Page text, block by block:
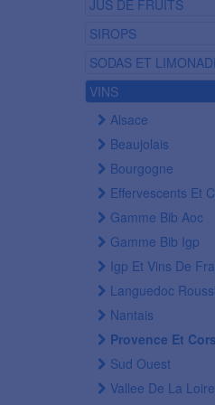
JUS DE FRUITS
SIROPS
SODAS ET
VINS
Alsace
Beaujolais
Bourgogne
Effervescents Et
Gamme Bib Aoc
Gamme Bib Igp
Igp Et Vins De
Languedoc
Nantais
Provence Et
Sud Ouest
Vallee De La Loire